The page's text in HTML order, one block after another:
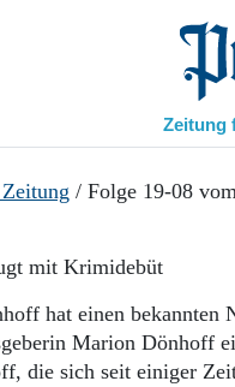
Zeitung
/ Folge 19-08
mit Krimidebüt
hat einen bekannten
Marion Dönhoff
die sich seit einiger